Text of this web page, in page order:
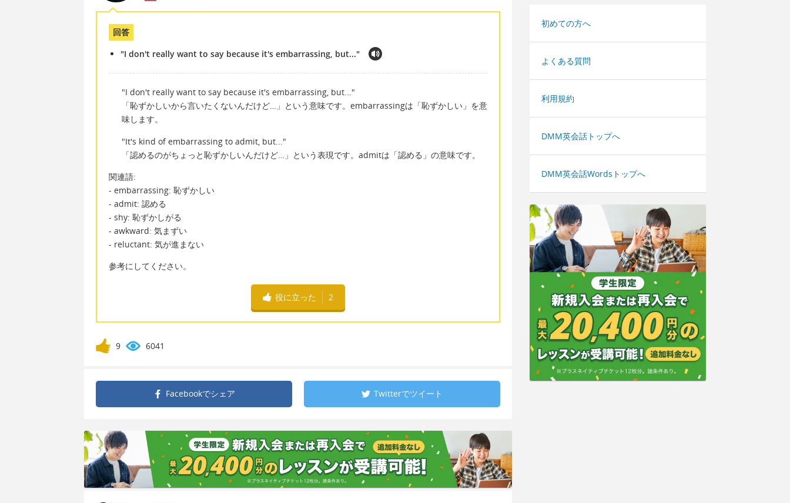
回答
"I don't really want to say because it's embarrassing, but..."
"I don't really want to say because it's embarrassing, but..."
「恥ずかしいから言いたくないんだけど…」という意味です。embarrassingは「恥ずかしい」を意
味します。
"It's kind of embarrassing to admit, but..."
「認めるのがちょっと恥ずかしいんだけど…」という表現です。admitは「認める」の意味です。
関連語:
- embarrassing: 恥ずかしい
- admit: 認める
- shy: 恥ずかしがる
- awkward: 気まずい
- reluctant: 気が進まない
参考にしてください。
役に立った 2
9 6041
Facebookでシェア Twitterでツイート
初めての方へ
よくある質問
利用規約
DMM英会話トップへ
DMM英会話Wordsトップへ